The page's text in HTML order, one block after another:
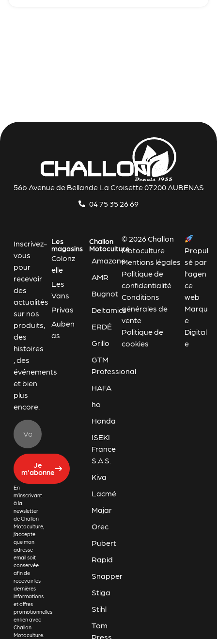
56b Avenue de Bellande La Croisette 07200 AUBENAS
04 75 35 26 69
Inscrivez-
vous
pour
recevoir
des
actualités
sur nos
produits,
des
histoires
, des
événements
et bien
plus
encore.
Je
m'abonne
En
m’inscrivant
à la
newsletter
de Challon
Motoculture,
j’accepte
que mon
adresse
email soit
conservée
afin de
recevoir les
dernières
informations
et offres
promotionnelles
en lien avec
Challon
Motoculture.
Les
magasins
Colonz
elle
Les
Vans
Privas
Auben
as
Challon
Motoculture
Amazone
AMR
Bugnot
Deltamics
ERDÉ
Grillo
GTM
Professional
HAFA
ho
Honda
ISEKI
France
S.A.S.
Kiva
Lacmé
Majar
Orec
Pubert
Rapid
Snapper
Stiga
Stihl
Tom
Press
© 2026 Challon
Motoculture
Mentions légales
Politique de
confidentialité
Conditions
générales de
vente
Politique de
cookies
Propul
sé par
l'agen
ce
web
Marqu
e
Digital
e